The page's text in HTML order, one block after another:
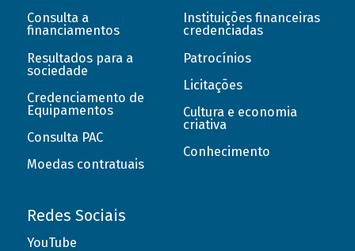
Consulta a
financiamentos
Resultados para a
sociedade
Credenciamento de
Equipamentos
Consulta PAC
Moedas contratuais
Instituições financeiras
credenciadas
Patrocínios
Licitações
Cultura e economia
criativa
Conhecimento
Redes Sociais
YouTube